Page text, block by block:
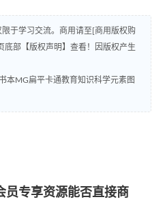
于学习交流。商用请至[商用版权购
底部【版权声明】查看！因版权产生
本MG扁平卡通教育知识科学元素图
员专享资源能否直接商